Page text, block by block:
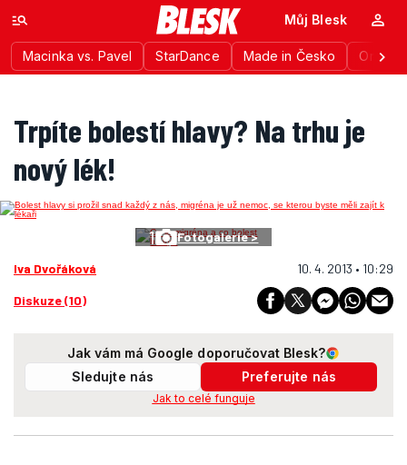
Macinka vs. Pavel StarDance Made in Česko
Můj Blesk
Trpíte bolestí hlavy? Na trhu je
nový lék!
1 Fotogalerie >
Iva Dvořáková 10. 4. 2013 • 10:29
Diskuze (10)
Jak vám má Google doporučovat Blesk?
Sledujte nás
Preferujte nás
Jak to celé funguje